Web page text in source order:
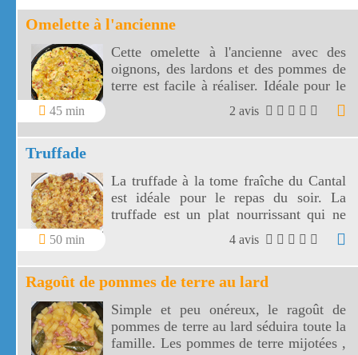
Omelette à l'ancienne
45 min
Cette omelette à l'ancienne avec des
oignons, des lardons et des pommes de
terre est facile à réaliser. Idéale pour le
dîner, cette omelette à l'ancienne sera
accompagnée d'une salade verte.
2 avis
Truffade
50 min
La truffade à la tome fraîche du Cantal
est idéale pour le repas du soir. La
truffade est un plat nourrissant qui ne
demande qu'une petite salade pour
4 avis
Ragoût de pommes de terre au lard
Simple et peu onéreux, le ragoût de
pommes de terre au lard séduira toute la
famille. Les pommes de terre mijotées ,